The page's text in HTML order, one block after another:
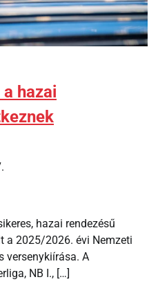
hazai
hazai rendezésű
a 2025/2026. évi Nemzeti
versenykiírása. A
NB I., […]